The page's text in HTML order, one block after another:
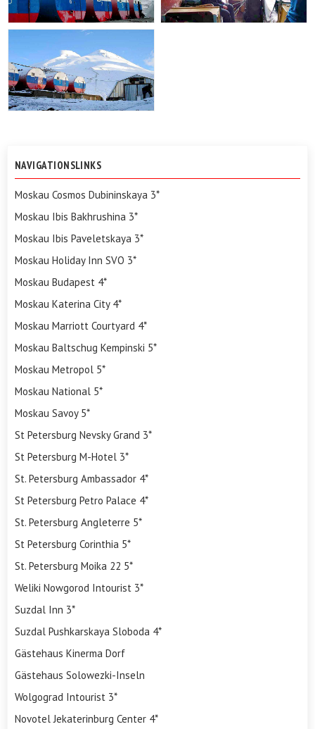
NAVIGATIONSLINKS
Moskau Cosmos Dubininskaya 3*
Moskau Ibis Bakhrushina 3*
Moskau Ibis Paveletskaya 3*
Moskau Holiday Inn SVO 3*
Moskau Budapest 4*
Moskau Katerina City 4*
Moskau Marriott Courtyard 4*
Moskau Baltschug Kempinski 5*
Moskau Metropol 5*
Moskau National 5*
Moskau Savoy 5*
St Petersburg Nevsky Grand 3*
St Petersburg M-Hotel 3*
St. Petersburg Ambassador 4*
St Petersburg Petro Palace 4*
St. Petersburg Angleterre 5*
St Petersburg Corinthia 5*
St. Petersburg Moika 22 5*
Weliki Nowgorod Intourist 3*
Suzdal Inn 3*
Suzdal Pushkarskaya Sloboda 4*
Gästehaus Kinerma Dorf
Gästehaus Solowezki-Inseln
Wolgograd Intourist 3*
Novotel Jekaterinburg Center 4*